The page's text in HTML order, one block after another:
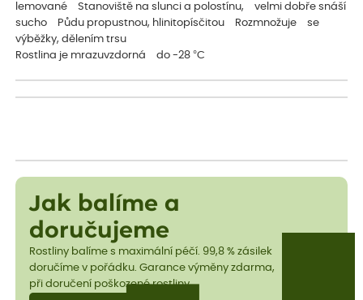
lemované Stanoviště na slunci a polostínu, velmi dobře snáší
sucho Půdu propustnou, hlinitopísčitou Rozmnožuje se
výběžky, dělením trsu
Rostlina je mrazuvzdorná do -28 °C
Jak balíme a
doručujeme
Rostliny balíme s maximální péčí. 99,8 % zásilek
doručíme v pořádku. Garance výměny zdarma,
při doručení poškozené rostliny.